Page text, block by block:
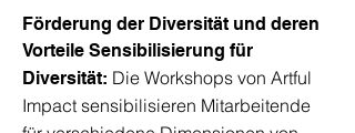
Förderung der Diversität und deren
Vorteile Sensibilisierung für
Diversität: Die Workshops von Artful
Impact sensibilisieren Mitarbeitende